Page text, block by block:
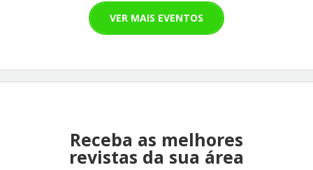
VER MAIS EVENTOS
Receba as melhores
revistas da sua área